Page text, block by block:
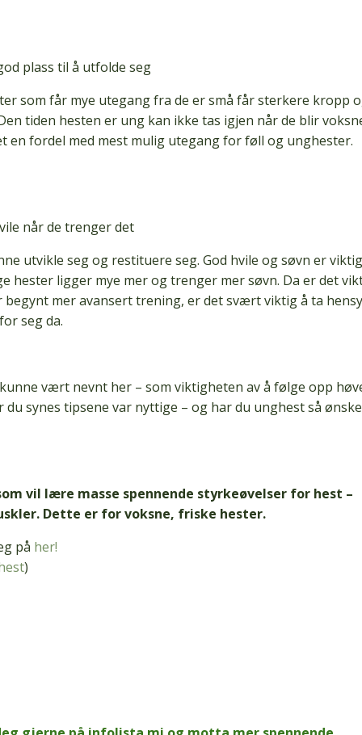
plass til å utfolde seg
som får mye utegang fra de er små får sterkere kropp
tiden hesten er ung kan ikke tas igjen når de blir
en fordel med mest mulig utegang for føll og unghester.
når de trenger det
utvikle seg og restituere seg. God hvile og søvn er viktig
hester ligger mye mer og trenger mer søvn. Da er det
begynt mer avansert trening, er det svært viktig å ta
seg da.
vært nevnt her – som viktigheten av å følge opp
synes tipsene var nyttige – og har du unghest så
vil lære masse spennende styrkeøvelser for hest –
Dette er for voksne, friske hester.
på her!
)